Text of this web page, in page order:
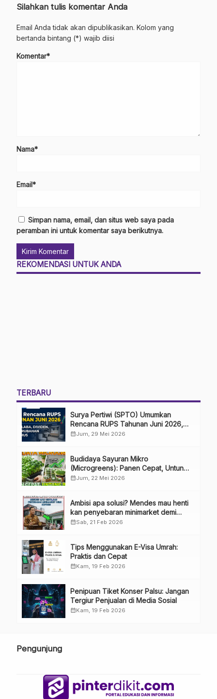
Silahkan tulis komentar Anda
Email Anda tidak akan dipublikasikan. Kolom yang
bertanda bintang (*) wajib diisi
Komentar*
Nama*
Email*
Simpan nama, email, dan situs web saya pada
peramban ini untuk komentar saya berikutnya.
REKOMENDASI UNTUK ANDA
TERBARU
Surya Pertiwi (SPTO) Umumkan
Rencana RUPS Tahunan Juni 2026,
Bahas Penggunaan Laba Hingga
calendar_monthJum, 29 Mei 2026
Budidaya Sayuran Mikro
(Microgreens): Panen Cepat, Untung
Besar
calendar_monthJum, 22 Mei 2026
Ambisi apa solusi? Mendes mau henti
kan penyebaran minimarket demi
kopdes.
calendar_monthSab, 21 Feb 2026
Tips Menggunakan E-Visa Umrah:
Praktis dan Cepat
calendar_monthKam, 19 Feb 2026
Penipuan Tiket Konser Palsu: Jangan
Tergiur Penjualan di Media Sosial
calendar_monthKam, 19 Feb 2026
Pengunjung